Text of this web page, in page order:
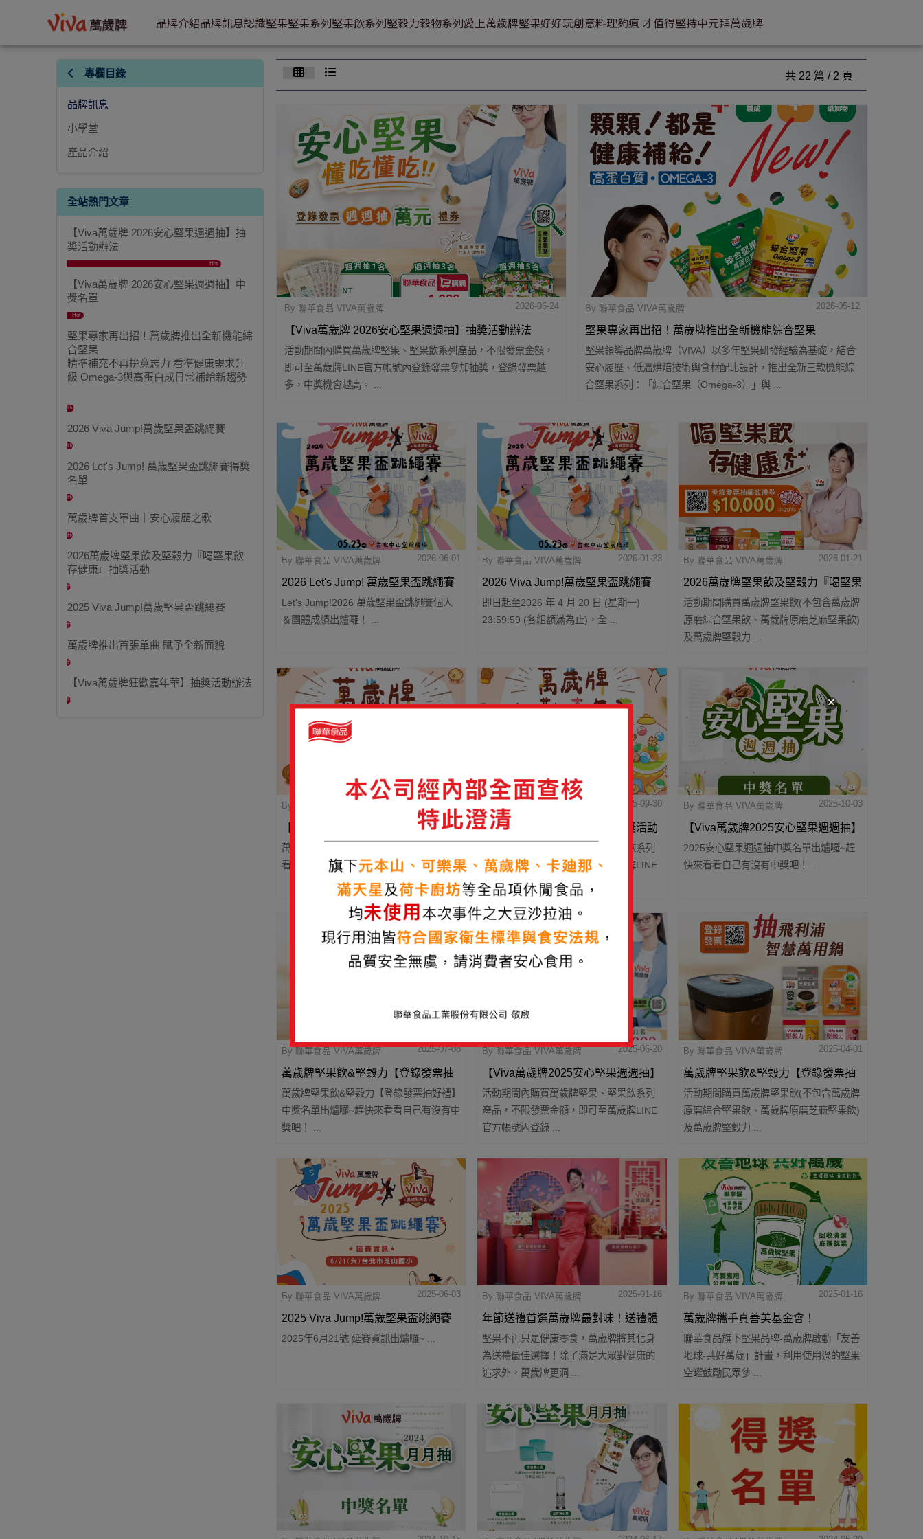
品牌介紹品牌訊息認識堅果堅果系列堅果飲系列堅穀力穀物系列愛上萬歲牌堅果好好玩創意料理夠瘋 才值得堅持中元拜萬歲牌
專欄目錄
品牌訊息
小學堂
產品介紹
全站熱門文章
【Viva萬歲牌 2026安心堅果週週抽】抽
奬活動辦法
Hot
【Viva萬歲牌 2026安心堅果週週抽】中
獎名單
Hot
堅果專家再出招！萬歲牌推出全新機能綜
合堅果
精準補充不再拚意志力 看準健康需求升
級 Omega-3與高蛋白成日常補給新趨勢
Hot
2026 Viva Jump!萬歲堅果盃跳繩賽
Hot
2026 Let's Jump! 萬歲堅果盃跳繩賽得獎
名單
Hot
萬歲牌首支單曲｜安心履歷之歌
Hot
2026萬歲牌堅果飲及堅穀力『喝堅果飲
存健康』抽獎活動
Hot
2025 Viva Jump!萬歲堅果盃跳繩賽
Hot
萬歲牌推出首張單曲 賦予全新面貌
Hot
【Viva萬歲牌狂歡嘉年華】抽奬活動辦法
Hot
共 22 篇 / 2 頁
By 聯華食品 VIVA萬歲牌 2026-06-24
【Viva萬歲牌 2026安心堅果週週抽】抽奬活動辦法
活動期間內購買萬歲牌堅果、堅果飲系列產品，不限發票金額，
即可至萬歲牌LINE官方帳號內登錄發票參加抽獎，登錄發票越
多，中獎機會越高。 ...
By 聯華食品 VIVA萬歲牌 2026-05-12
堅果專家再出招！萬歲牌推出全新機能綜合堅果
精準補充不再拚意志力 看準健康需求升級 Omega-3與高
蛋白成日常補給新趨勢
堅果領導品牌萬歲牌（VIVA）以多年堅果研發經驗為基礎，結合
安心履歷、低溫烘焙技術與食材配比設計，推出全新三款機能綜
合堅果系列：「綜合堅果（Omega-3）」與 ...
By 聯華食品 VIVA萬歲牌 2026-06-01
2026 Let's Jump! 萬歲堅果盃跳繩賽
得獎名單
Let's Jump!2026 萬歲堅果盃跳繩賽個人
＆團體成績出爐囉！ ...
By 聯華食品 VIVA萬歲牌 2026-01-23
2026 Viva Jump!萬歲堅果盃跳繩賽
即日起至2026 年 4 月 20 日 (星期一)
23:59:59 (各組額滿為止)，全 ...
By 聯華食品 VIVA萬歲牌 2026-01-21
2026萬歲牌堅果飲及堅穀力『喝堅果
飲存健康』抽獎活動
活動期間購買萬歲牌堅果飲(不包含萬歲牌
原磨綜合堅果飲、萬歲牌原磨芝麻堅果飲)
及萬歲牌堅穀力 ...
By 聯華食品 VIVA萬歲牌 2026-02-03
【Viva萬歲牌狂歡嘉年華】中獎名單
萬歲牌狂歡嘉年華中獎名單出爐囉~趕快來
看看自己有沒有中獎吧！ ...
By 聯華食品 VIVA萬歲牌 2025-09-30
【Viva萬歲牌狂歡嘉年華】抽奬活動
活動期間內購買萬歲牌堅果、堅果飲系列
產品，不限發票金額，即可至萬歲牌LINE
官方帳號內登錄 ...
By 聯華食品 VIVA萬歲牌 2025-10-03
【Viva萬歲牌2025安心堅果週週抽】
中獎名單
2025安心堅果週週抽中獎名單出爐囉~趕
快來看看自己有沒有中獎吧！ ...
By 聯華食品 VIVA萬歲牌 2025-07-08
萬歲牌堅果飲&堅穀力【登錄發票抽
好禮】 中獎名單
萬歲牌堅果飲&堅穀力【登錄發票抽好禮】
中獎名單出爐囉~趕快來看看自己有沒有中
獎吧！ ...
By 聯華食品 VIVA萬歲牌 2025-06-20
【Viva萬歲牌2025安心堅果週週抽】
抽奬活動辦法
活動期間內購買萬歲牌堅果、堅果飲系列
產品，不限發票金額，即可至萬歲牌LINE
官方帳號內登錄 ...
By 聯華食品 VIVA萬歲牌 2025-04-01
萬歲牌堅果飲&堅穀力【登錄發票抽
好禮】 活動辦法
活動期間購買萬歲牌堅果飲(不包含萬歲牌
原磨綜合堅果飲、萬歲牌原磨芝麻堅果飲)
及萬歲牌堅穀力 ...
By 聯華食品 VIVA萬歲牌 2025-06-03
2025 Viva Jump!萬歲堅果盃跳繩賽
2025年6月21號 延賽資訊出爐囉~ ...
By 聯華食品 VIVA萬歲牌 2025-01-16
年節送禮首選萬歲牌最對味！送禮體
面心意高
萬歲牌堅果宇宙超展開 豐富新春禮盒
團聚代言人Janet揮毫書寫迎新年 開
創春節送禮新風潮
堅果不再只是健康零食，萬歲牌將其化身
為送禮最佳選擇！除了滿足大眾對健康的
追求外，萬歲牌更洞 ...
By 聯華食品 VIVA萬歲牌 2025-01-16
萬歲牌攜手真善美基金會！
推綠色環保計畫盼帶動社會共榮
聯華食品旗下堅果品牌-萬歲牌啟動「友善
地球-共好萬歲」計畫，利用使用過的堅果
空罐鼓勵民眾參 ...